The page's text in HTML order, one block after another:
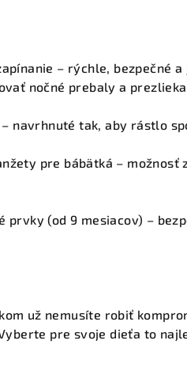
– rýchle, bezpečné
nočné prebaly a
– navrhnuté tak, aby rástlo
pre bábätká – možnosť
prvky (od 9 mesiacov) –
už nemusíte robiť
pre svoje dieťa to